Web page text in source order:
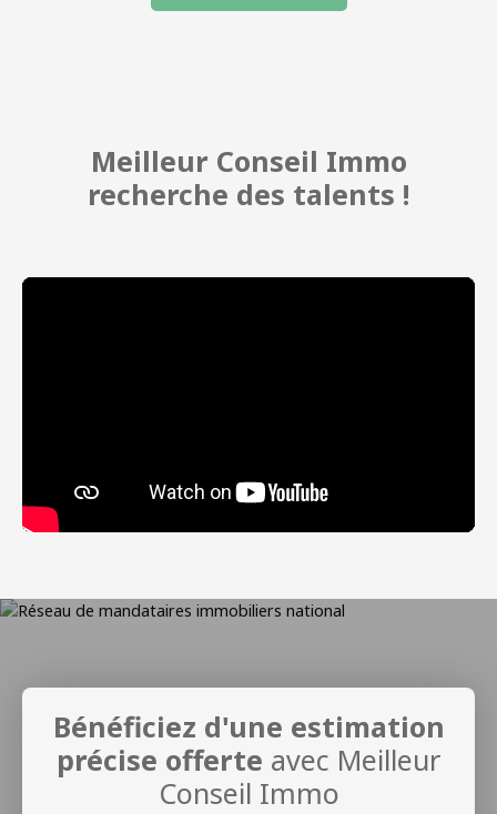
Meilleur Conseil Immo
recherche des talents !
Bénéficiez d'une estimation
précise offerte avec Meilleur
Conseil Immo